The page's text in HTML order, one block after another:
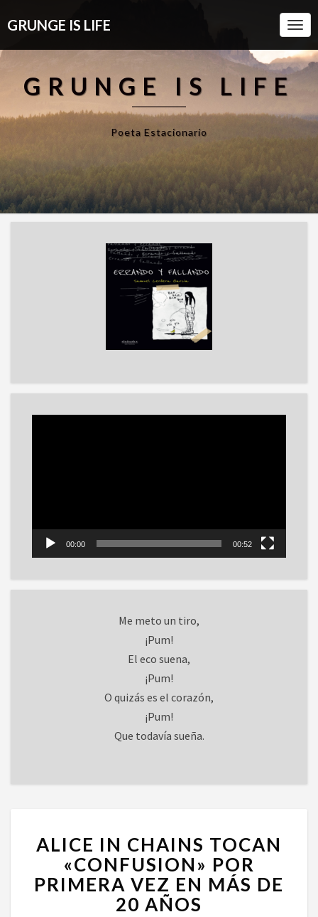
GRUNGE IS LIFE
GRUNGE IS LIFE
Poeta Estacionario
00:00 00:52
Me meto un tiro,
¡Pum!
El eco suena,
¡Pum!
O quizás es el corazón,
¡Pum!
Que todavía sueña.
IN
CHAINS
TOCAN
«CONFUSION»
POR
ALICE IN CHAINS TOCAN
«CONFUSION» POR
PRIMERA VEZ EN MÁS DE
20 AÑOS